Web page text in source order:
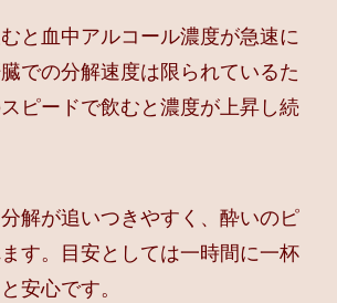
と血中アルコール濃度が急速に
での分解速度は限られているた
ピードで飲むと濃度が上昇し続
解が追いつきやすく、酔いのピ
す。目安としては一時間に一杯
安心です。